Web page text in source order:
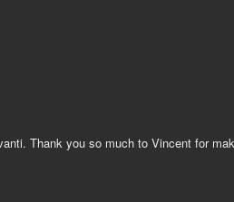
Thank you so much to Vincent for